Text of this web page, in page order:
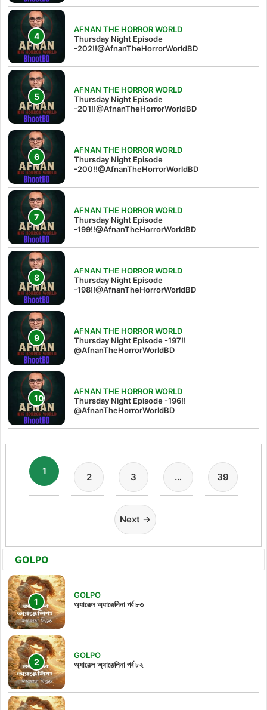
AFNAN THE HORROR WORLD
Thursday Night Episode
-202!!@AfnanTheHorrorWorldBD
AFNAN THE HORROR WORLD
Thursday Night Episode
-201!!@AfnanTheHorrorWorldBD
AFNAN THE HORROR WORLD
Thursday Night Episode
-200!!@AfnanTheHorrorWorldBD
AFNAN THE HORROR WORLD
Thursday Night Episode
-199!!@AfnanTheHorrorWorldBD
AFNAN THE HORROR WORLD
Thursday Night Episode
-198!!@AfnanTheHorrorWorldBD
AFNAN THE HORROR WORLD
Thursday Night Episode -197!!‪
@AfnanTheHorrorWorldBD‬
AFNAN THE HORROR WORLD
Thursday Night Episode -196!!
@AfnanTheHorrorWorldBD
1
2 3 … 39
Next →
GOLPO
GOLPO
অ্যাঞ্জেল অ্যাঞ্জেলিনা পর্ব ৮৩
GOLPO
অ্যাঞ্জেল অ্যাঞ্জেলিনা পর্ব ৮২